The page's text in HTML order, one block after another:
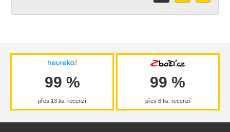
99 %
přes 13 tis. recenzí
99 %
přes 6 tis. recenzí